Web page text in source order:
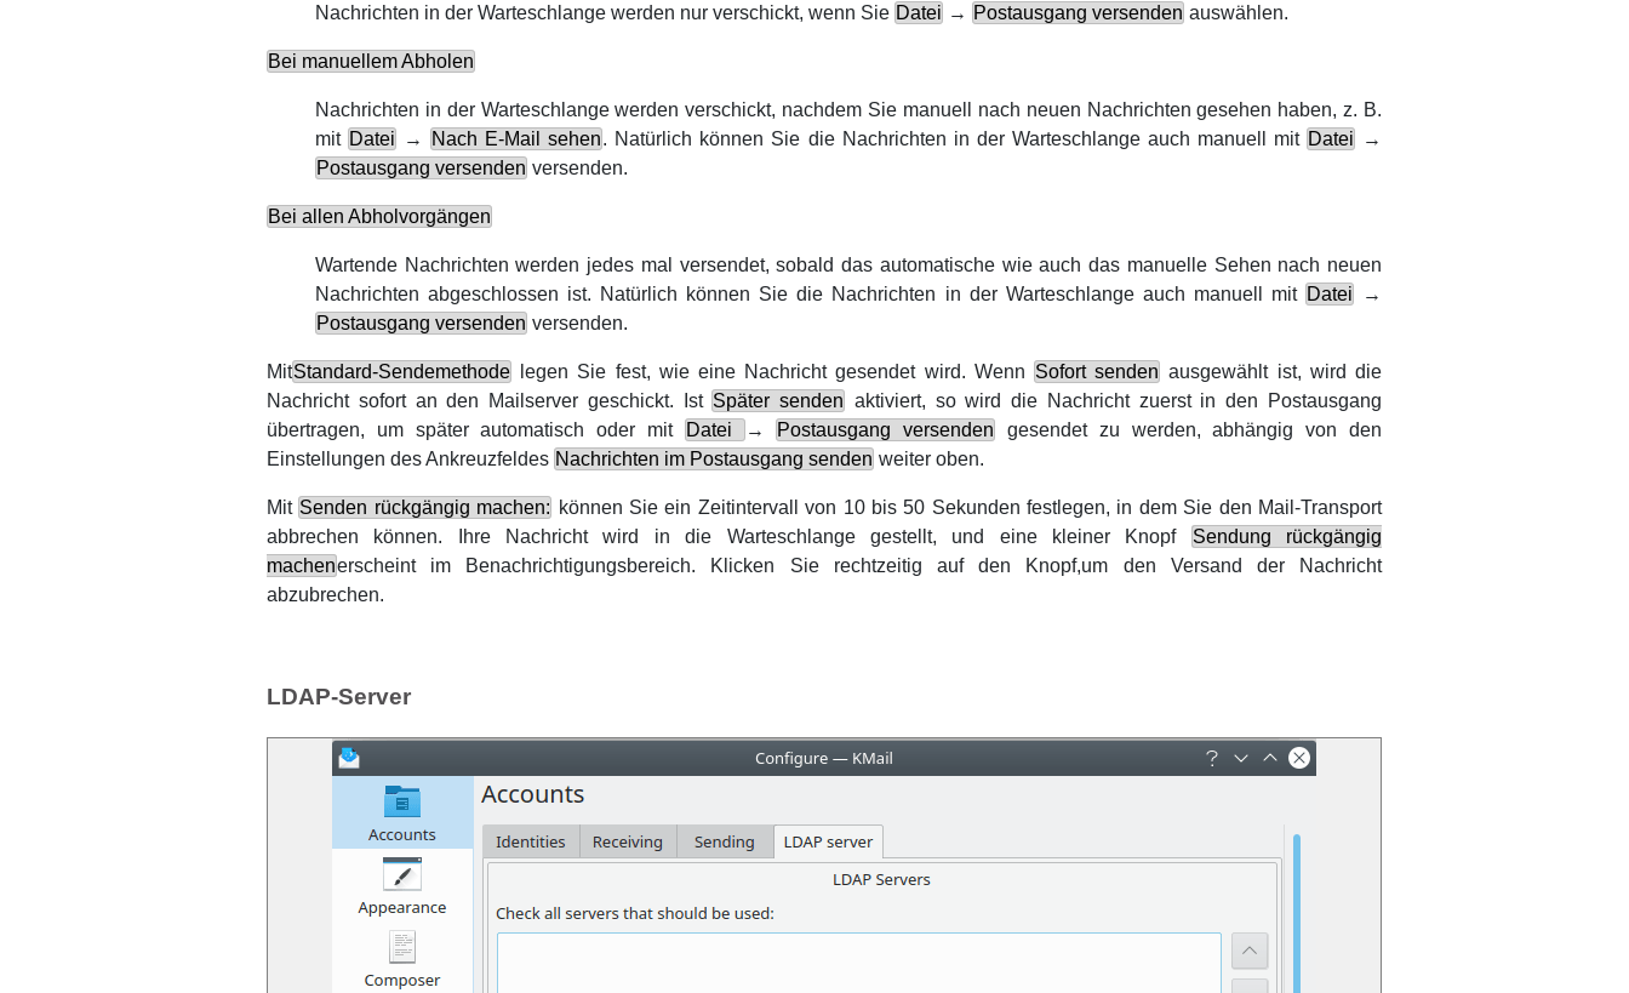
Nachrichten in der Warteschlange werden nur verschickt, wenn Sie Datei → Postausgang versenden auswählen.
Bei manuellem Abholen
Nachrichten in der Warteschlange werden verschickt, nachdem Sie manuell nach neuen Nachrichten gesehen haben,z. B.
mit Datei → Nach E-Mail sehen. Natürlich können Sie die Nachrichten in der Warteschlange auch manuell mit Datei
→
Postausgang versenden versenden.
Bei allen Abholvorgängen
Wartende Nachrichten werden jedes mal versendet, sobald das automatische wie auch das manuelle Sehen nach neuen
Nachrichten abgeschlossen ist. Natürlich können Sie die Nachrichten in der Warteschlange auch manuell mit Datei
→
Postausgang versenden versenden.
MitStandard-Sendemethode legen Sie fest, wie eine Nachricht gesendet wird. Wenn Sofort senden ausgewählt ist, wird die
Nachricht sofort an den Mailserver geschickt. Ist Später senden aktiviert, so wird die Nachricht zuerst in den Postausgang
übertragen, um später automatisch oder mit
Datei → Postausgang versenden
gesendet zu werden, abhängig von den
Einstellungen des Ankreuzfeldes Nachrichten im Postausgang senden weiter oben.
Mit Senden rückgängig machen: können Sie ein Zeitintervall von 10 bis 50 Sekunden festlegen, in dem Sie den Mail-Transport
abbrechen können. Ihre Nachricht wird in die Warteschlange gestellt, und eine kleiner Knopf
Sendung rückgängig
machenerscheint im Benachrichtigungsbereich. Klicken Sie rechtzeitig auf den Knopf,um den Versand der Nachricht
abzubrechen.
LDAP-Server